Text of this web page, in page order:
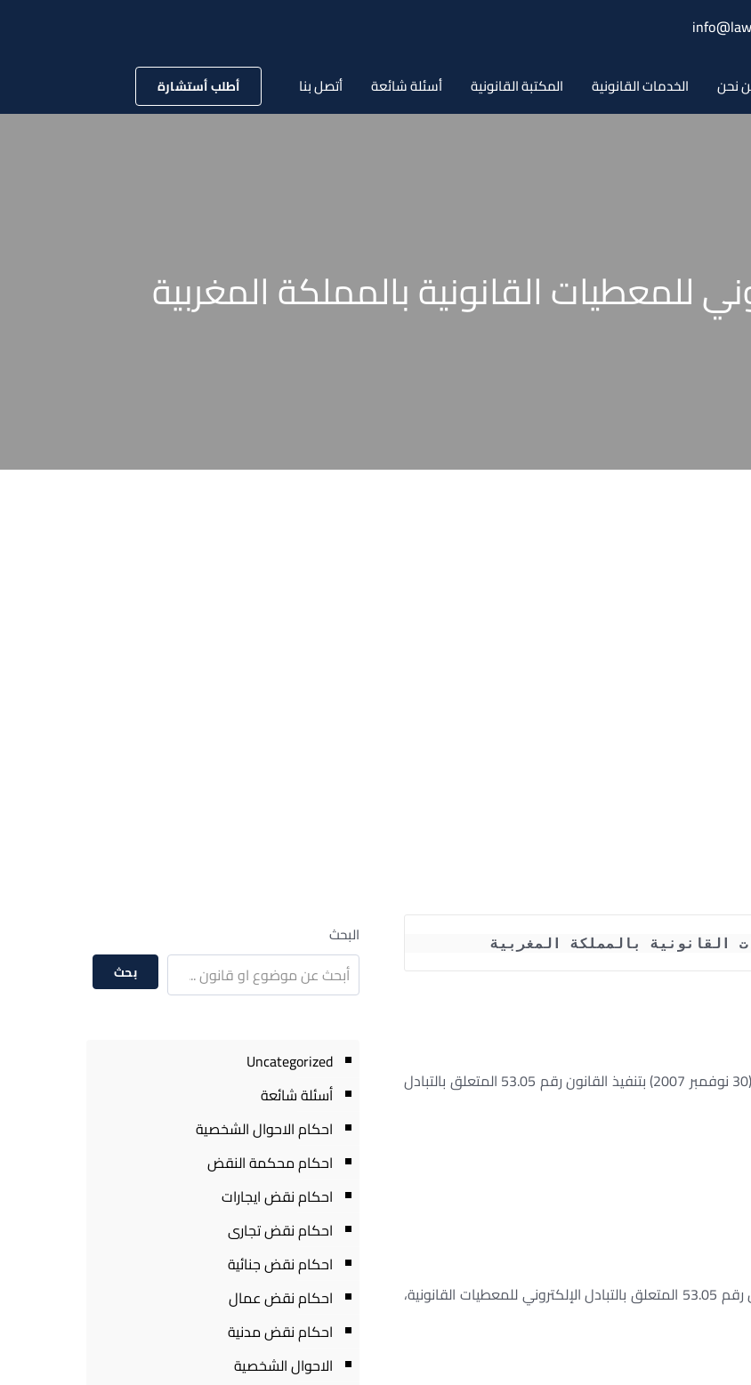
نحن الخدمات القانونية المكتبة القانونية أسئلة شائعة أتصل بنا أطلب أستشارة
للمعطيات القانونية بالمملكة المغربية
القانونية بالمملكة المغربية
ظهير شريف رقم 1.07.129 صادر في 19 من ذي القعدة 1428 (30 نوفمبر 2007) بتنفيذ القانون رقم 53.05 المتعلق بالتبادل
ينفذ وينشر بالجريدة الرسمية، عقب ظهيرنا الشريف هذا، القانون رقم 53.05 المتعلق بالتبادل الإلكتروني للمعطيات القانونية،
البحث
بحث
Uncategorized
أسئلة شائعة
احكام الاحوال الشخصية
احكام محكمة النقض
احكام نقض ايجارات
احكام نقض تجارى
احكام نقض جنائية
احكام نقض عمال
احكام نقض مدنية
الاحوال الشخصية